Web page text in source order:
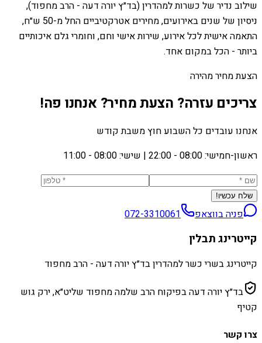
שילוב נדיר של כשרות למהדרין (בד״ץ יורה דעה - הרב מחפוד),
ניסיון של שנים באירועים, מחירים אטרקטיביים החל מ-50 ש״ח,
התאמה אישית לכל אירוע, שירות אישי וחם, וחומרי גלם איכותיים
ביותר - הכל במקום אחד.
הצעת מחיר מהירה
צריכים עזרה? הצעת מחיר? אנחנו פה!
אנחנו עובדים כל השבוע חוץ משבת קודש
ראשון-חמישי: 08:00 - 22:00
| שישי: 08:00 - 11:00
שלח עכשיו!
פניה בווצאפ 072-3310061
קייטרינג תבלין
קייטרינג בשרי כשר למהדרין בד״ץ יורה דעה - הרב מחפוד
בד״ץ יורה דעה בפיקוח הרב שלמה מחפוד שליט״א, ירק גוש
קטיף
צרו קשר